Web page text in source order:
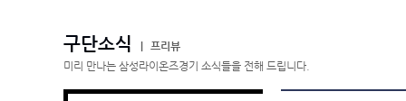
구단소식
프리뷰
미리 만나는 삼성라이온즈경기 소식들을 전해 드립니다.